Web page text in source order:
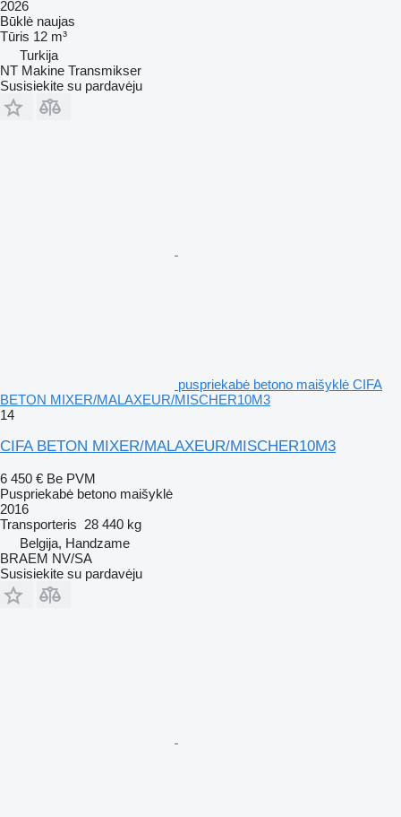
2026
Būklė naujas
Tūris 12 m³
Turkija
NT Makine Transmikser
Susisiekite su pardavėju
puspriekabė betono maišyklė CIFA
BETON MIXER/MALAXEUR/MISCHER10M3
14
CIFA BETON MIXER/MALAXEUR/MISCHER10M3
6 450 € Be PVM
Puspriekabė betono maišyklė
2016
Transporteris 28 440 kg
Belgija, Handzame
BRAEM NV/SA
Susisiekite su pardavėju